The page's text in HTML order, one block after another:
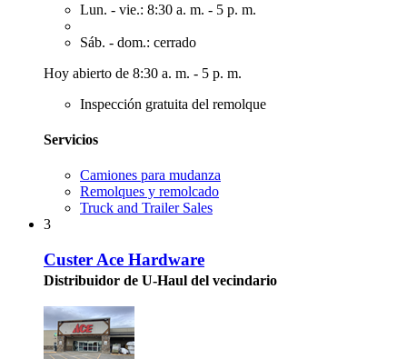
Lun. - vie.: 8:30 a. m. - 5 p. m.
Sáb. - dom.: cerrado
Hoy abierto de 8:30 a. m. - 5 p. m.
Inspección gratuita del remolque
Servicios
Camiones para mudanza
Remolques y remolcado
Truck and Trailer Sales
3
Custer Ace Hardware
Distribuidor de U-Haul del vecindario